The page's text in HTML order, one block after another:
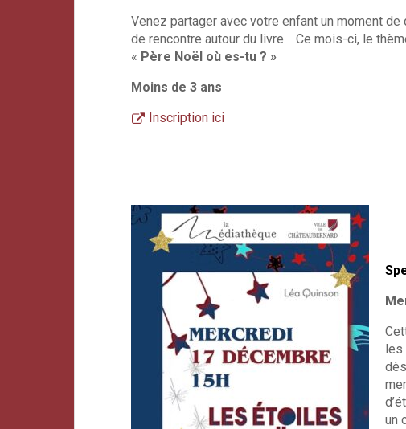
Venez partager avec votre enfant un moment de
de rencontre autour du livre. Ce mois-ci, le
« Père Noël où es-tu ? »
Moins de 3 ans
Inscription ici
un